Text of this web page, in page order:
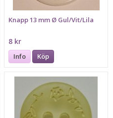
Knapp 13 mm Ø Gul/Vit/Lila
8 kr
Info Köp